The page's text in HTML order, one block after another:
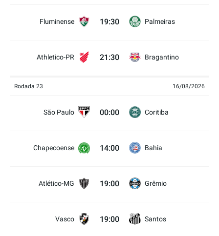
Fluminense 19:30 Palmeiras
Athletico-PR 21:30 Bragantino
Rodada 23 16/08/2026
São Paulo 00:00 Coritiba
Chapecoense 14:00 Bahia
Atlético-MG 19:00 Grêmio
Vasco 19:00 Santos